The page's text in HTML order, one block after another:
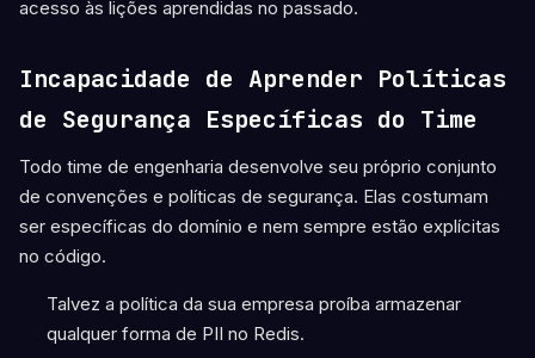
acesso às lições aprendidas no passado.
Incapacidade de Aprender Políticas
de Segurança Específicas do Time
Todo time de engenharia desenvolve seu próprio conjunto
de convenções e políticas de segurança. Elas costumam
ser específicas do domínio e nem sempre estão explícitas
no código.
Talvez a política da sua empresa proíba armazenar
qualquer forma de PII no Redis.